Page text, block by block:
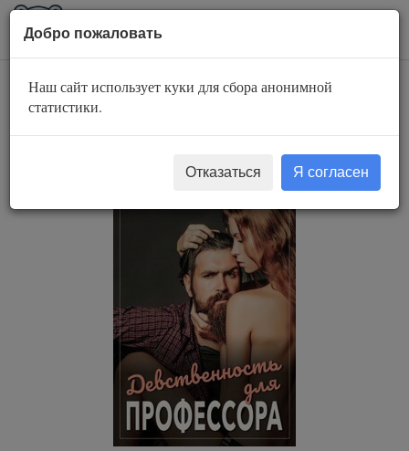
AuBook.org
Девственность для
профессора
Добро пожаловать
Наш сайт использует куки для сбора анонимной
статистики.
Отказаться Я согласен